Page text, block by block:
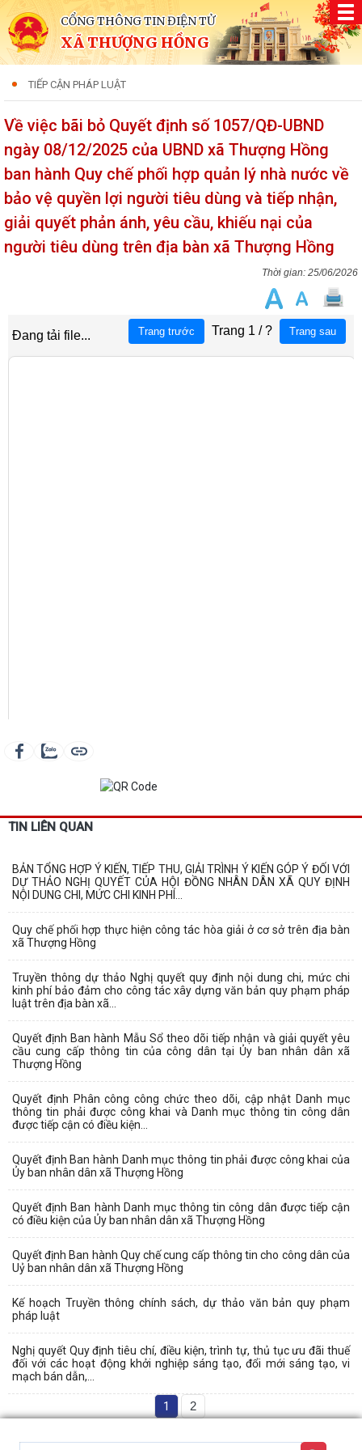
CỔNG THÔNG TIN ĐIỆN TỬ
XÃ THƯỢNG HỒNG
TIẾP CẬN PHÁP LUẬT
Về việc bãi bỏ Quyết định số 1057/QĐ-UBND
ngày 08/12/2025 của UBND xã Thượng Hồng
ban hành Quy chế phối hợp quản lý nhà nước về
bảo vệ quyền lợi người tiêu dùng và tiếp nhận,
giải quyết phản ánh, yêu cầu, khiếu nại của
người tiêu dùng trên địa bàn xã Thượng Hồng
25/06/2026
TIN LIÊN QUAN
BẢN TỔNG HỢP Ý KIẾN, TIẾP THU, GIẢI TRÌNH Ý KIẾN GÓP Ý ĐỐI VỚI
DỰ THẢO NGHỊ QUYẾT CỦA HỘI ĐỒNG NHÂN DÂN XÃ QUY ĐỊNH
NỘI DUNG CHI, MỨC CHI KINH PHÍ...
Quy chế phối hợp thực hiện công tác hòa giải ở cơ sở trên địa bàn
xã Thượng Hồng
Truyền thông dự thảo Nghị quyết quy định nội dung chi, mức chi
kinh phí bảo đảm cho công tác xây dựng văn bản quy phạm pháp
luật trên địa bàn xã...
Quyết định Ban hành Mẫu Sổ theo dõi tiếp nhận và giải quyết yêu
cầu cung cấp thông tin của công dân tại Ủy ban nhân dân xã
Thượng Hồng
Quyết định Phân công công chức theo dõi, cập nhật Danh mục
thông tin phải được công khai và Danh mục thông tin công dân
được tiếp cận có điều kiện...
Quyết định Ban hành Danh mục thông tin phải được công khai của
Ủy ban nhân dân xã Thượng Hồng
Quyết định Ban hành Danh mục thông tin công dân được tiếp cận
có điều kiện của Ủy ban nhân dân xã Thượng Hồng
Quyết định Ban hành Quy chế cung cấp thông tin cho công dân của
Uỷ ban nhân dân xã Thượng Hồng
Kế hoạch Truyền thông chính sách, dự thảo văn bản quy phạm
pháp luật
Nghị quyết Quy định tiêu chí, điều kiện, trình tự, thủ tục ưu đãi thuế
đối với các hoạt động khởi nghiệp sáng tạo, đổi mới sáng tạo, vi
mạch bán dẫn,...
1 2